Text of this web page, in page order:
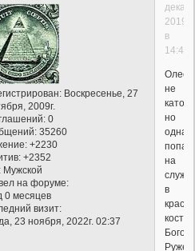
: Воскресенье, 27
2009г.
0
35260
+2230
+2352
Мужской
на форуме:
0 месяцев
визит:
23 ноября, 2022г. 02:37
2019
в
14:45
Олеся
не
но
попав
на
в
костел